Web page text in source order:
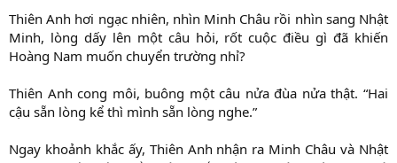
Thiên Anh hơi ngạc nhiên, nhìn Minh Châu rồi nhìn sang Nhật
Minh, lòng dấy lên một câu hỏi, rốt cuộc điều gì đã khiến
Hoàng Nam muốn chuyển trường nhỉ?
Thiên Anh cong môi, buông một câu nửa đùa nửa thật. “Hai
cậu sẵn lòng kể thì mình sẵn lòng nghe.”
Ngay khoảnh khắc ấy, Thiên Anh nhận ra Minh Châu và Nhật